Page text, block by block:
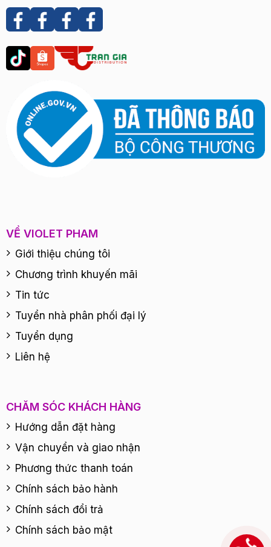
VỀ VIOLET PHAM
Giới thiệu chúng tôi
Chương trình khuyến mãi
Tin tức
Tuyển nhà phân phối đại lý
Tuyển dụng
Liên hệ
CHĂM SÓC KHÁCH HÀNG
Hướng dẫn đặt hàng
Vận chuyển và giao nhận
Phương thức thanh toán
Chính sách bảo hành
Chính sách đổi trả
Chính sách bảo mật